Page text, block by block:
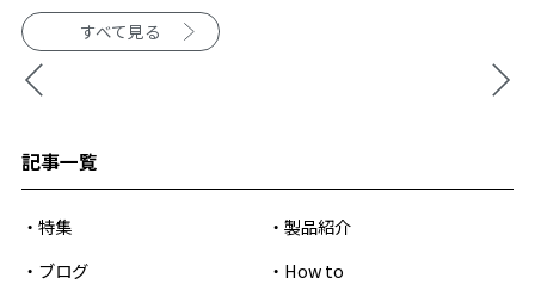
すべて見る
記事一覧
特集
製品紹介
ブログ
How to